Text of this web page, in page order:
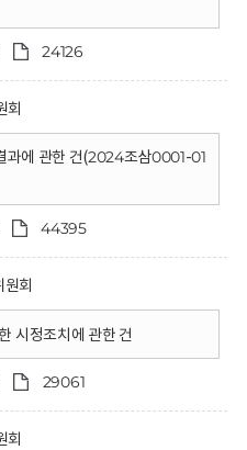
24126
회
과에 관한 건(2024조삼0001-01
44395
원회
시정조치에 관한 건
29061
회